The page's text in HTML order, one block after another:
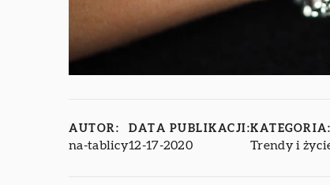
AUTOR:
na-tablicy
DATA PUBLIKACJI:
12-17-2020
KATEGORIA:
Trendy i